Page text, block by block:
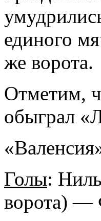
единого
же ворота.
Отметим,
обыграл
Голы:
ворота) —